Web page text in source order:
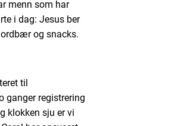
menn som har
i dag: Jesus ber
og snacks.
til
ganger registrering
klokken sju er vi